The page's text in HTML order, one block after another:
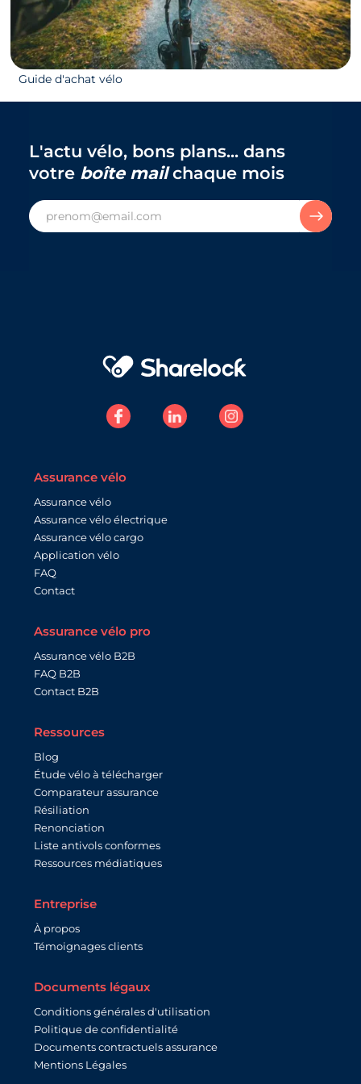
Comment choisir sa batterie de vélo électrique ?
29/03/2023
Guide d'achat vélo
L'actu vélo, bons plans... dans
votre boîte mailchaque mois
Assurance vélo
Assurance vélo
Assurance vélo électrique
Assurance vélo cargo
Application vélo
FAQ
Contact
Assurance vélo pro
Assurance vélo B2B
FAQ B2B
Contact B2B
Ressources
Blog
Étude vélo à télécharger
Comparateur assurance
Résiliation
Renonciation
Liste antivols conformes
Ressources médiatiques
Entreprise
À propos
Témoignages clients
Documents légaux
Conditions générales d'utilisation
Politique de confidentialité
Documents contractuels assurance
Mentions Légales